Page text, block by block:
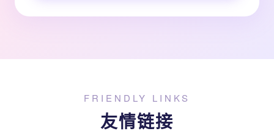
FRIENDLY LINKS
友情链接